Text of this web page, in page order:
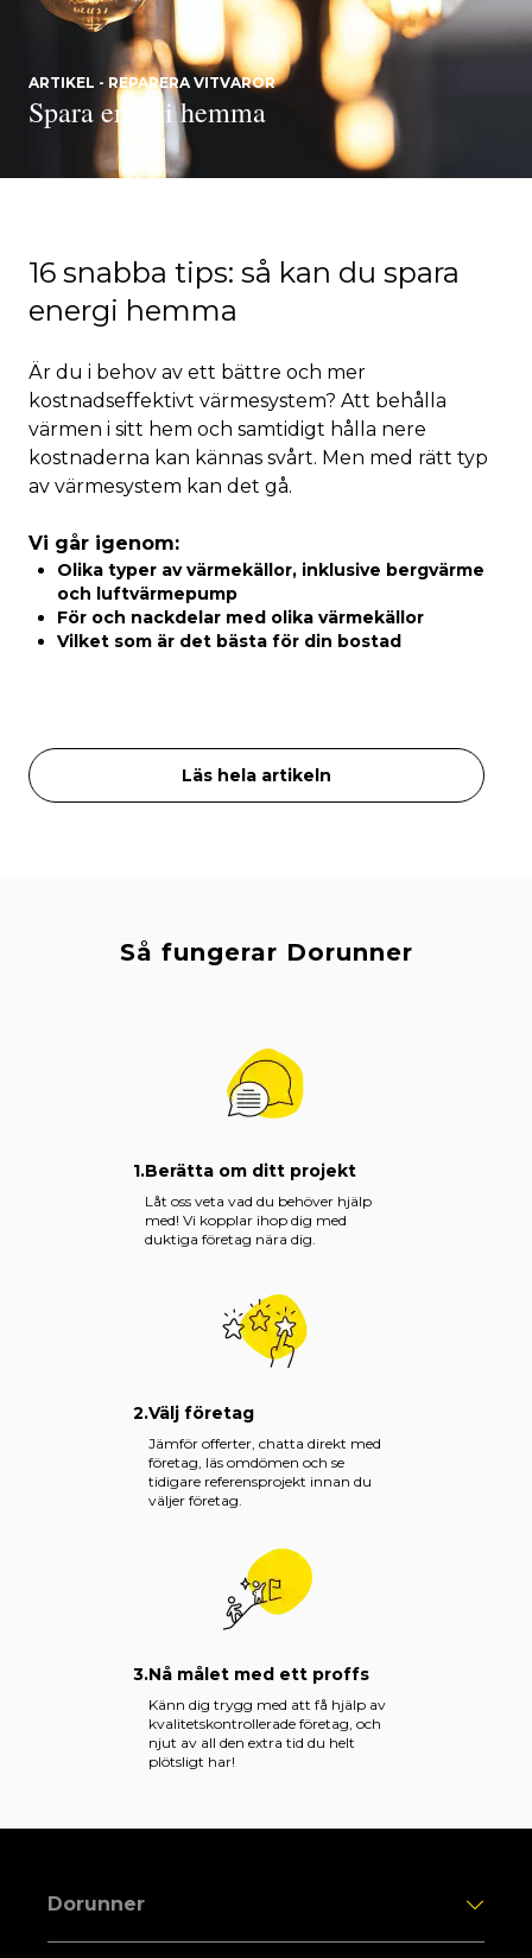
16 snabba tips: så kan du spara
energi hemma
Är du i behov av ett bättre och mer
kostnadseffektivt värmesystem? Att behålla
värmen i sitt hem och samtidigt hålla nere
kostnaderna kan kännas svårt. Men med rätt typ
av värmesystem kan det gå.
Vi går igenom:
Olika typer av värmekällor, inklusive bergvärme
och luftvärmepump
För och nackdelar med olika värmekällor
Vilket som är det bästa för din bostad
Läs hela artikeln
ARTIKEL - REPARERA VITVAROR
Spara energi hemma
Så fungerar Dorunner
1.Berätta om ditt projekt
Låt oss veta vad du behöver hjälp
med! Vi kopplar ihop dig med
duktiga företag nära dig.
2.Välj företag
Jämför offerter, chatta direkt med
företag, läs omdömen och se
tidigare referensprojekt innan du
väljer företag.
3.Nå målet med ett proffs
Känn dig trygg med att få hjälp av
kvalitetskontrollerade företag, och
njut av all den extra tid du helt
plötsligt har!
Dorunner